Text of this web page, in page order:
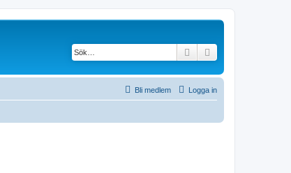
Sök
Logga in
Bli medlem